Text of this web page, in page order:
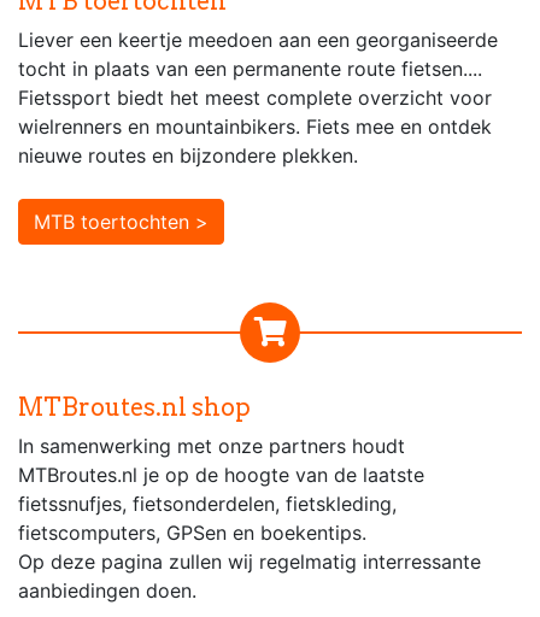
Liever een keertje meedoen aan een georganiseerde
tocht in plaats van een permanente route fietsen....
Fietssport biedt het meest complete overzicht voor
wielrenners en mountainbikers. Fiets mee en ontdek
nieuwe routes en bijzondere plekken.
MTB toertochten >
MTBroutes.nl shop
In samenwerking met onze partners houdt
MTBroutes.nl je op de hoogte van de laatste
fietssnufjes, fietsonderdelen, fietskleding,
fietscomputers, GPSen en boekentips.
Op deze pagina zullen wij regelmatig interressante
aanbiedingen doen.